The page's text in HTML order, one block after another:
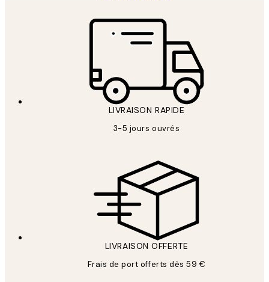
LIVRAISON RAPIDE
3-5 jours ouvrés
LIVRAISON OFFERTE
Frais de port offerts dès 59 €